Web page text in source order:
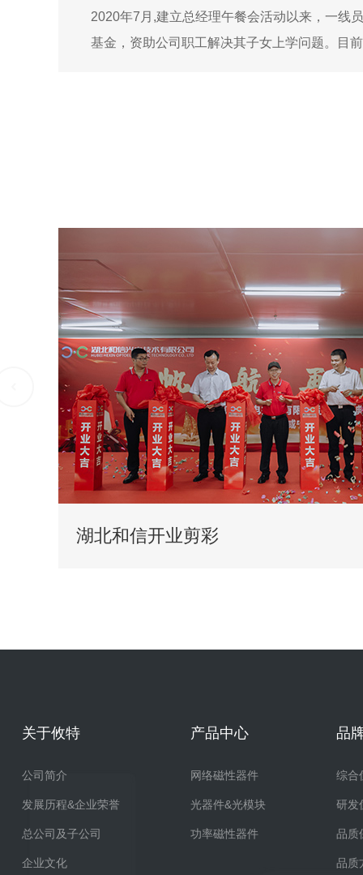
2020年7月,建立总经理午餐会活动以来，一线
基金，资助公司职工解决其子女上学问题。目
湖北和信开业剪彩
关于攸特
公司简介
发展历程&企业荣誉
总公司及子公司
企业文化
产品中心
网络磁性器件
光器件&光模块
功率磁性器件
品
综合
研发
品质
品质